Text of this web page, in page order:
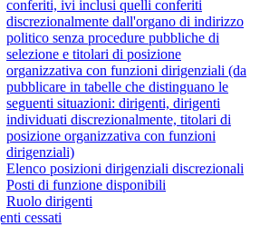
conferiti, ivi inclusi quelli conferiti
discrezionalmente dall'organo di indirizzo
politico senza procedure pubbliche di
selezione e titolari di posizione
organizzativa con funzioni dirigenziali (da
pubblicare in tabelle che distinguano le
seguenti situazioni: dirigenti, dirigenti
individuati discrezionalmente, titolari di
posizione organizzativa con funzioni
dirigenziali)
Elenco posizioni dirigenziali discrezionali
Posti di funzione disponibili
Ruolo dirigenti
cessati